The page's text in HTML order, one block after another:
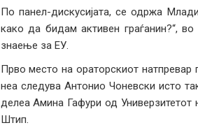
По панел-дискусијата, се одржа
како да бидам активен граѓанин?“,
знаење за ЕУ.
Прво место на ораторскиот
неа следува Антонио Чоневски исто
делеа Амина Гафури од Универзитетот
Штип.